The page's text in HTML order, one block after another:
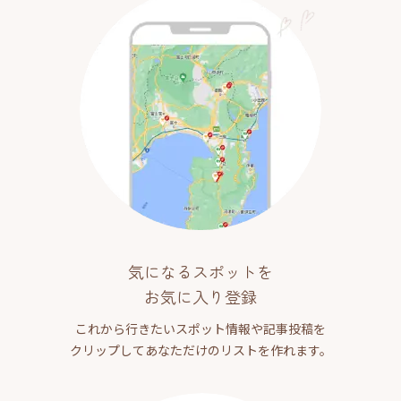
気になるスポットを
お気に入り登録
これから行きたいスポット情報や記事投稿を
クリップしてあなただけのリストを作れます。